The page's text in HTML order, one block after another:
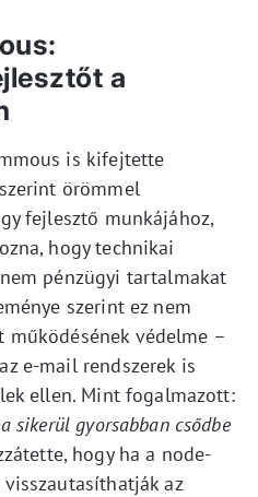
a
is kifejtette
örömmel
fejlesztő munkájához,
hogy technikai
pénzügyi tartalmakat
szerint ez nem
működésének védelme –
e-mail rendszerek is
ellen. Mint fogalmazott:
sikerül gyorsabban csődbe
hogy ha a node-
az